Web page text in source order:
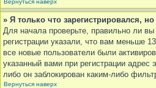
Вернуться наверх
» Я только что зарегистрировался,
Для начала проверьте, правильно ли
регистрации указали, что вам меньше
все новые пользователи были
указанный вами при регистрации
либо он заблокирован каким-либо
Вернуться наверх